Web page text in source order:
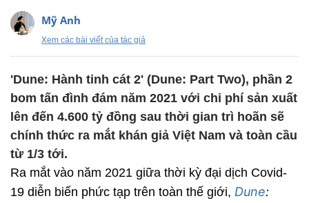
Mỹ Anh
Xem các bài viết của tác giả
'Dune: Hành tinh cát 2' (Dune: Part Two), phần 2
bom tấn đình đám năm 2021 với chi phí sản xuất
lên đến 4.600 tỷ đồng sau thời gian trì hoãn sẽ
chính thức ra mắt khán giả Việt Nam và toàn cầu
từ 1/3 tới.
Ra mắt vào năm 2021 giữa thời kỳ đại dịch Covid-
19 diễn biến phức tạp trên toàn thế giới, Dune: